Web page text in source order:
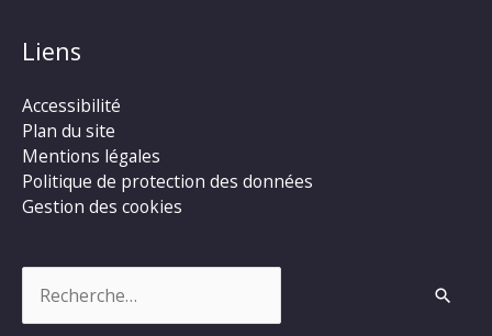
Liens
Accessibilité
Plan du site
Mentions légales
Politique de protection des données
Gestion des cookies